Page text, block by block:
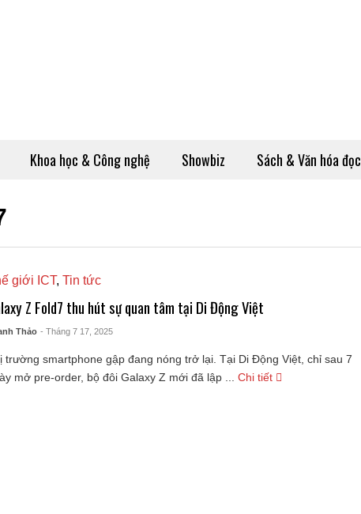
Khoa học & Công nghệ Showbiz Sách & Văn hóa đọc
giới ICT, Tin tức
Z Fold7 thu hút sự quan tâm tại Di Động Việt
Thảo - Tháng 7 17, 2025
trường smartphone gập đang nóng trở lại. Tại Di Động Việt, chỉ sau 7
mở pre-order, bộ đôi Galaxy Z mới đã lập ...
Chi tiết